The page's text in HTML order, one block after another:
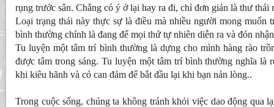
rụng trước sân. Chẳng có ý ở lại hay ra đi, chỉ đơn giản là thư thái
Loại trạng thái này thực sự là điều mà nhiều người mong muốn
bình thường chính là đang để mọi thứ tự nhiên diễn ra và đón
Tu luyện một tâm trí bình thường là dựng cho mình hàng rào
được tâm trong sáng. Tu luyện một tâm trí bình thường nghĩa là
khi kiêu hãnh và có can đảm để bắt đầu lại khi bạn nản lòng..
Trong cuộc sống, chúng ta không tránh khỏi việc dao động qua